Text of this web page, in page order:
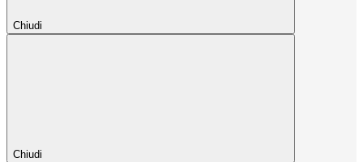
Chiudi
Chiudi